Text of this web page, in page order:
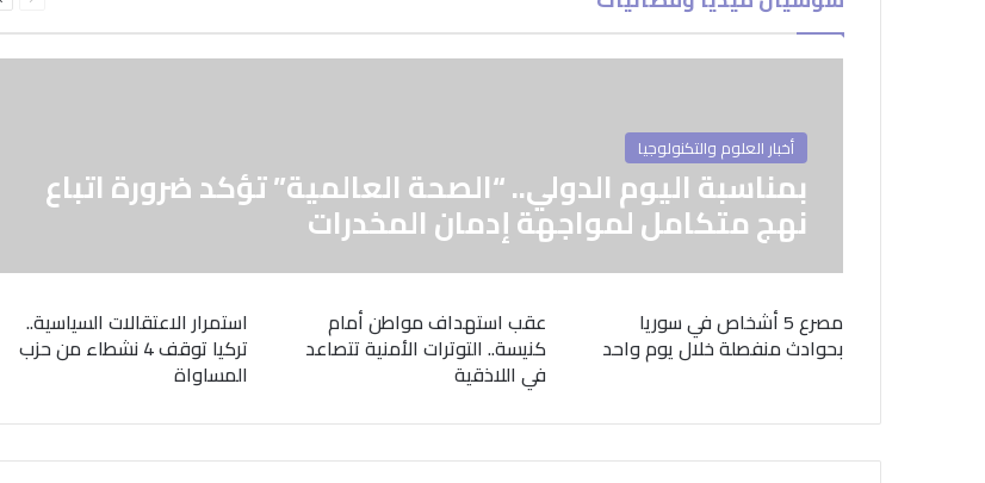
أخبار العلوم والتكنولوجيا
بمناسبة اليوم الدولي.. “الصحة العالمية” تؤكد ضرورة اتباع
نهج متكامل لمواجهة إدمان المخدرات
مصرع 5 أشخاص في سوريا
بحوادث منفصلة خلال يوم واحد
عقب استهداف مواطن أمام
كنيسة.. التوترات الأمنية تتصاعد
في اللاذقية
استمرار الاعتقالات السياسية..
تركيا توقف 4 نشطاء من حزب
المساواة